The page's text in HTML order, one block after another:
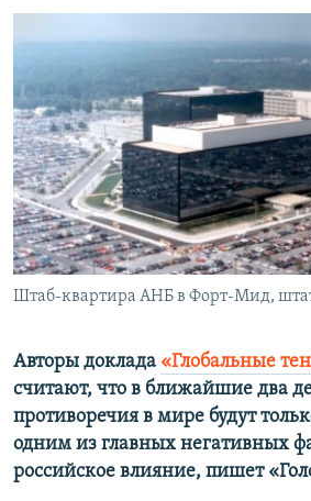
ПРОПАВШИЕ БЕЗ ВЕСТИ
ПОБЕДИТЕЛЕЙ НЕ СУДЯТ?
КРЫМ.НЕПОКОРЕННЫЙ
ELIFBE
УКРАИНСКАЯ ПРОБЛЕМА КРЫМА
Qırımtatar
ПРИСОЕДИНЯЙТЕСЬ!
Все сайты RFE/RL
Штаб-квартира АНБ в Форт-Мид,
Авторы доклада «Глобальные
считают, что в ближайшие два
противоречия в мире будут
одним из главных негативных
российское влияние, пишет